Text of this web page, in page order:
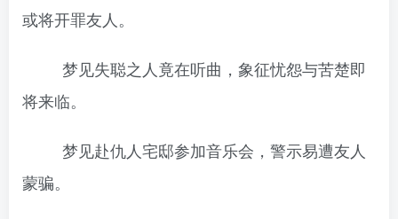
或将开罪友人。
梦见失聪之人竟在听曲，象征忧怨与苦楚即
将来临。
梦见赴仇人宅邸参加音乐会，警示易遭友人
蒙骗。